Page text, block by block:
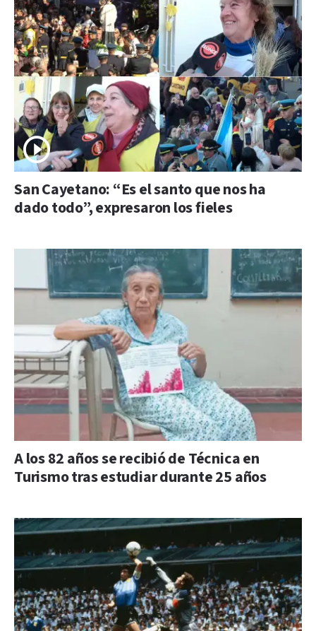
San Cayetano: “Es el santo que nos ha
dado todo”, expresaron los fieles
A los 82 años se recibió de Técnica en
Turismo tras estudiar durante 25 años